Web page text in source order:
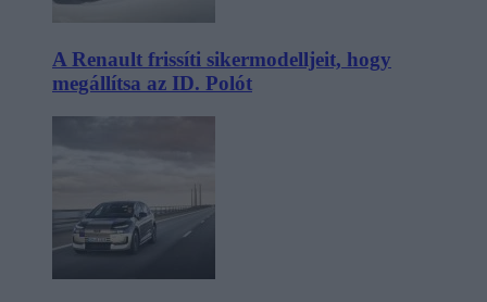
A Renault frissíti sikermodelljeit, hogy
megállítsa az ID. Polót